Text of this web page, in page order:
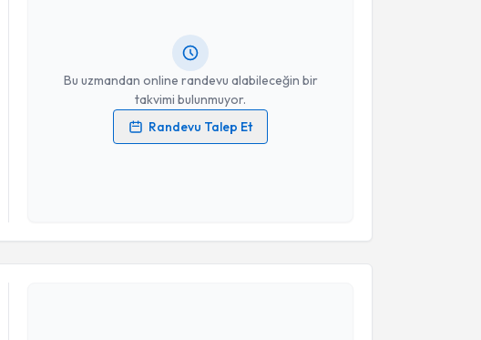
Bu uzmandan online randevu alabileceğin bir
takvimi bulunmuyor.
Randevu Talep Et
Kişisel verilerimin işlenmesine ilişkinAydınlatma Metni
Takvim Talebini Gönder
Randevu Takvimi Talebi